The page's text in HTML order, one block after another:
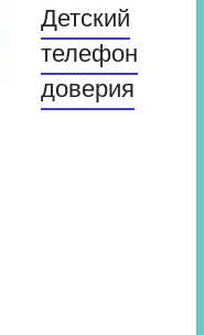
Детский
телефон
доверия